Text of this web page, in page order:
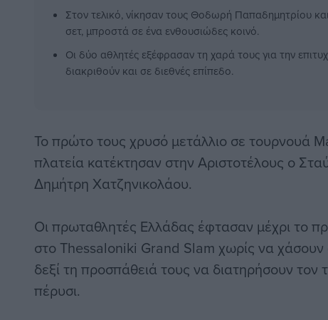
Στον τελικό, νίκησαν τους Θοδωρή Παπαδημητρίου
σετ, μπροστά σε ένα ενθουσιώδες κοινό.
Οι δύο αθλητές εξέφρασαν τη χαρά τους για την
διακριθούν και σε διεθνές επίπεδο.
Το πρώτο τους χρυσό μετάλλιο σε τουρνουά
πλατεία κατέκτησαν στην Αριστοτέλους ο
Δημήτρη Χατζηνικολάου.
Οι πρωταθλητές Ελλάδας έφτασαν μέχρι το
στο Thessaloniki Grand Slam χωρίς να χάσουν
δεξί τη προσπάθειά τους να διατηρήσουν τον
πέρυσι.